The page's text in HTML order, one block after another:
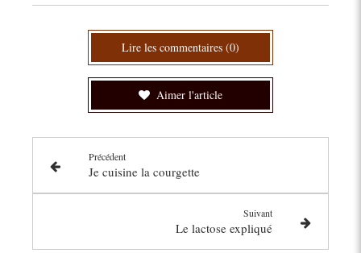
Lire les commentaires (0)
Aimer l'article
Précédent
Je cuisine la courgette
Suivant
Le lactose expliqué